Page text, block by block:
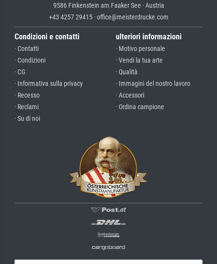
9586 Finkenstein am Faaker See · Austria
+43 4257 29415 · office@meisterdrucke.com
Condizioni e contatti
· Contatti
· Condizioni
· CG
· Informativa sulla privacy
· Recesso
· Reclami
· Su di noi
ulteriori informazioni
· Motivo personale
· Vendi la tua arte
· Qualità
· Immagini del nostro lavoro
· Accessori
· Ordina campione